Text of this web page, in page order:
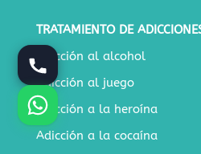
TRATAMIENTO DE
Adicción al alcohol
Adicción al juego
Adicción a la heroína
Adicción a la cocaína